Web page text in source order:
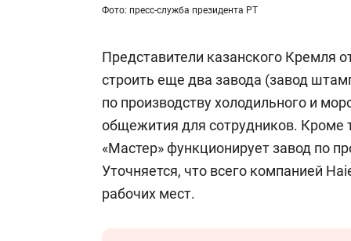
Фото: пресс-служба президента РТ
Представители казанского Кремля
строить еще два завода (завод
по производству холодильного и
общежития для сотрудников. Кроме
«Мастер» функционирует завод по
Уточняется, что всего компанией
рабочих мест.